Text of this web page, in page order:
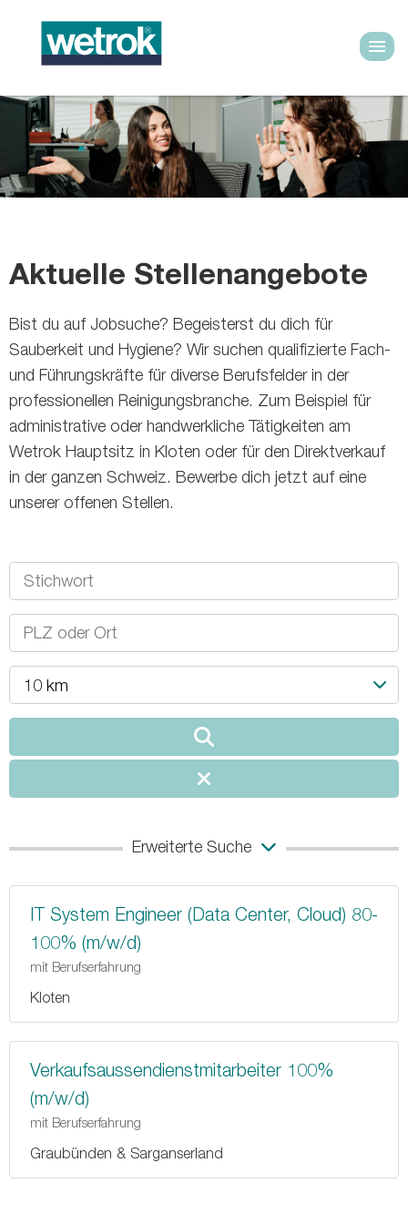
Aktuelle Stellenangebote
Bist du auf Jobsuche? Begeisterst du dich für
Sauberkeit und Hygiene? Wir suchen qualifizierte Fach-
und Führungskräfte für diverse Berufsfelder in der
professionellen Reinigungsbranche. Zum Beispiel für
administrative oder handwerkliche Tätigkeiten am
Wetrok Hauptsitz in Kloten oder für den Direktverkauf
in der ganzen Schweiz. Bewerbe dich jetzt auf eine
unserer offenen Stellen.
10 km
Erweiterte Suche
IT System Engineer (Data Center, Cloud) 80-
100% (m/w/d)
mit Berufserfahrung
Kloten
Verkaufsaussendienstmitarbeiter 100%
(m/w/d)
mit Berufserfahrung
Graubünden & Sarganserland